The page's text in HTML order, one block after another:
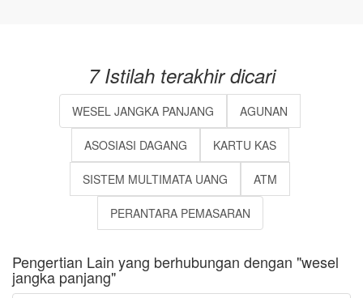
7 Istilah terakhir dicari
WESEL JANGKA PANJANG AGUNAN
ASOSIASI DAGANG KARTU KAS
SISTEM MULTIMATA UANG ATM
PERANTARA PEMASARAN
Pengertian Lain yang berhubungan dengan "wesel
jangka panjang"